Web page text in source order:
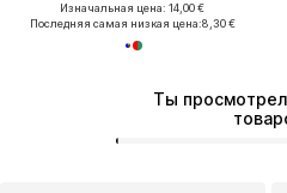
Изначальная цена: 14,00 €
Последняя самая низкая цена:8,30 €
Ты